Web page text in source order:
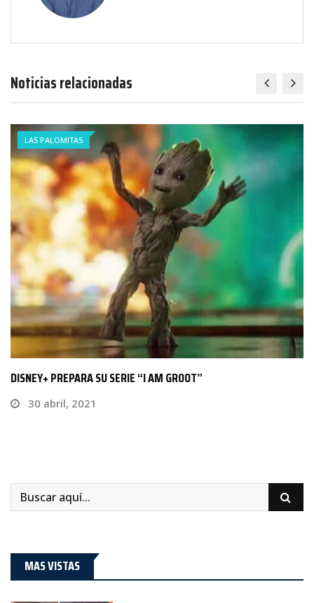
Noticias relacionadas
LAS PALOMITAS
BRUCE WAYNE ENFRENTARÁ A NUEVO JOKER EN TRILOGÍA…
13 junio, 2020
MAS VISTAS